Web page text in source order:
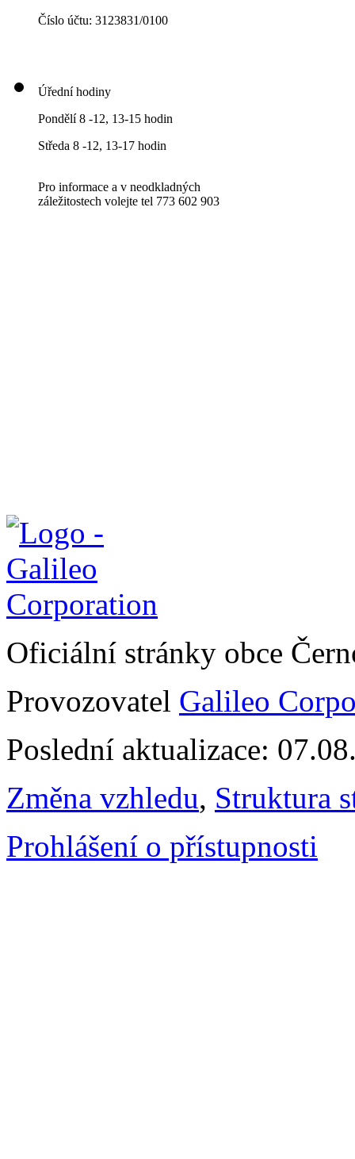
Číslo účtu: 3123831/0100
Úřední hodiny
Pondělí 8 -12, 13-15 hodin
Středa 8 -12, 13-17 hodin
Pro informace a v neodkladných
záležitostech volejte tel 773 602 903
Oficiální stránky obce
Provozovatel Galileo
Poslední aktualizace:
Změna vzhledu, Struktura
Prohlášení o přístupnosti